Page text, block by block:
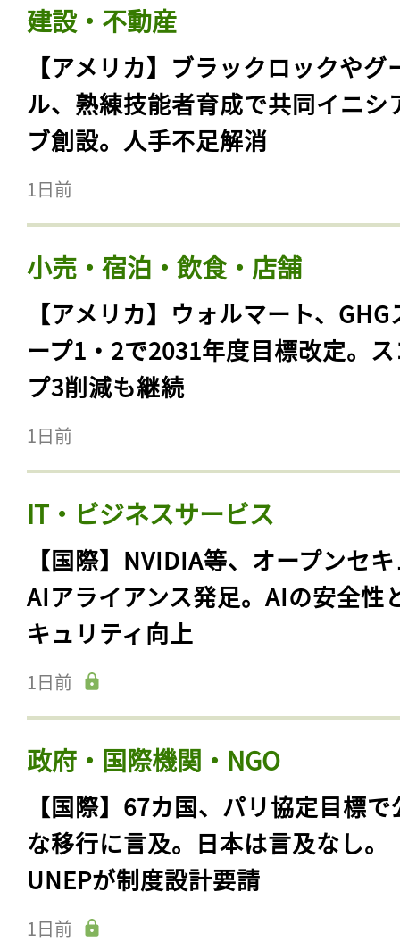
建設・不動産
【アメリカ】ブラックロックやグ
ル、熟練技能者育成で共同イニシ
ブ創設。人手不足解消
1日前
小売・宿泊・飲食・店舗
【アメリカ】ウォルマート、GHG
ープ1・2で2031年度目標改定。
プ3削減も継続
1日前
IT・ビジネスサービス
【国際】NVIDIA等、オープンセ
AIアライアンス発足。AIの安全性
キュリティ向上
1日前
政府・国際機関・NGO
【国際】67カ国、パリ協定目標で
な移行に言及。日本は言及なし。
UNEPが制度設計要請
1日前